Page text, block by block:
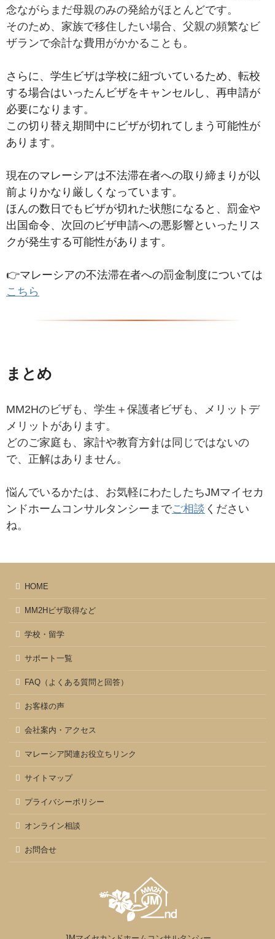
念ながらまだ母親のみの発給がほとんどです。
そのため、家族で移住したい場合、父親の頻繁なビ
ザランで余計な費用がかかることも。
さらに、学生ビザは学校に紐づいているため、転校
する場合はいったんビザをキャンセルし、再申請が
必要になります。
この切り替え期間中にビザが切れてしまう可能性が
あります。
現在のマレーシアは不法滞在者への取り締まりが以
前よりかなり厳しくなっています。
ほんの数日でもビザが切れた状態になると、 罰金や
出国命令、 次回のビザ申請への悪影響といったリス
クが発生する可能性があります。
👉マレーシアの不法滞在者への罰金制度については
こちら
まとめ
MM2Hのビザも、学生＋保護者ビザも、メリットデ
メリットがあります。
どのご家庭も、家計や教育方針は同じではないの
で、正解はありません。
悩んでいるかたは、お気軽にわたしたちJMマイセカ
ンドホームコンサルタンシーまでご相談 ください
ね。
HOME
MM2Hビザ取得など
学校・留学
サポート一覧
FAQ（よくある質問と回答）
お客様の声
会社案内・アクセス
マレーシア関連お役立ちリンク
サイトマップ
プライバシーポリシー
オンライン相談
お問合せ